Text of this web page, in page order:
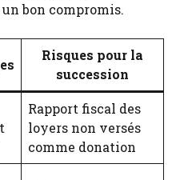
bon compromis.
Risques pour la
succession
Rapport fiscal des
loyers non versés
comme donation